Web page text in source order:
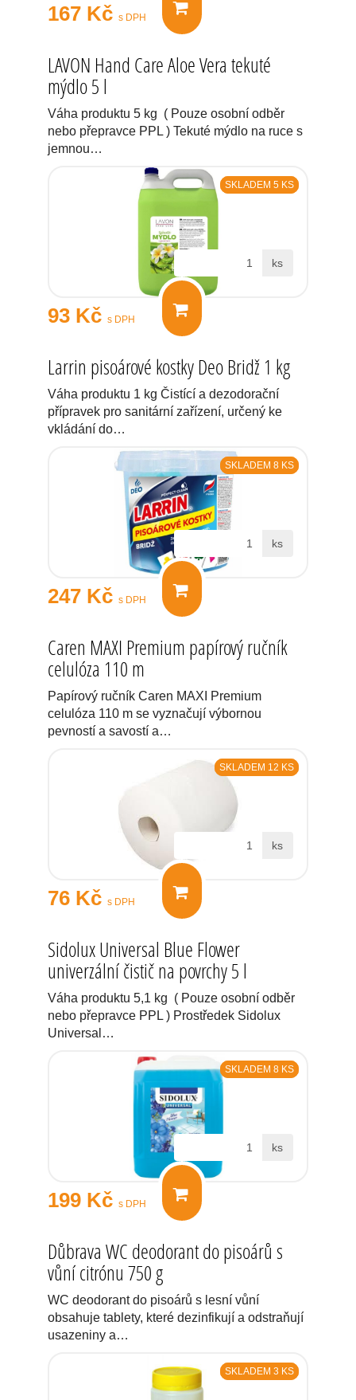
167 Kč s DPH
LAVON Hand Care Aloe Vera tekuté
mýdlo 5 l
Váha produktu 5 kg ( Pouze osobní odběr
nebo přepravce PPL ) Tekuté mýdlo na ruce s
jemnou…
SKLADEM 5 KS
93 Kč s DPH
ks
Larrin pisoárové kostky Deo Bridž 1 kg
Váha produktu 1 kg Čistící a dezodorační
přípravek pro sanitární zařízení, určený ke
vkládání do…
SKLADEM 8 KS
247 Kč s DPH
ks
Caren MAXI Premium papírový ručník
celulóza 110 m
Papírový ručník Caren MAXI Premium
celulóza 110 m se vyznačují výbornou
pevností a savostí a…
SKLADEM 12 KS
76 Kč s DPH
ks
Sidolux Universal Blue Flower
univerzální čistič na povrchy 5 l
Váha produktu 5,1 kg ( Pouze osobní odběr
nebo přepravce PPL ) Prostředek Sidolux
Universal…
SKLADEM 8 KS
199 Kč s DPH
ks
Důbrava WC deodorant do pisoárů s
vůní citrónu 750 g
WC deodorant do pisoárů s lesní vůní
obsahuje tablety, které dezinfikují a odstraňují
usazeniny a…
SKLADEM 3 KS